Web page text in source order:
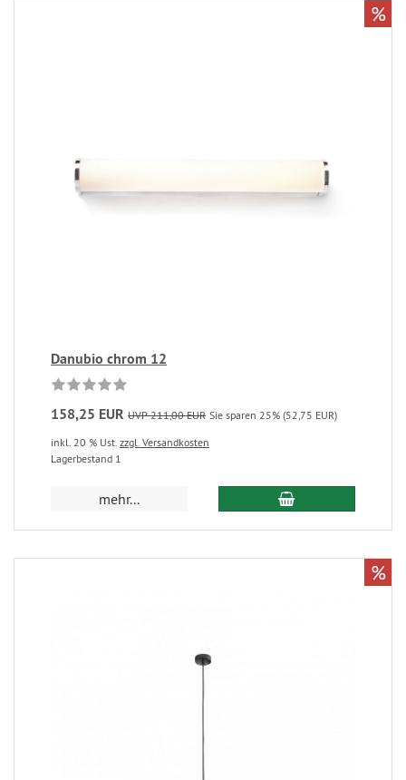
Danubio chrom 12
158,25 EUR UVP 211,00 EUR Sie sparen 25% (52,75 EUR)
inkl. 20 % Ust. zzgl. Versandkosten
Lagerbestand 1
mehr...
%
%